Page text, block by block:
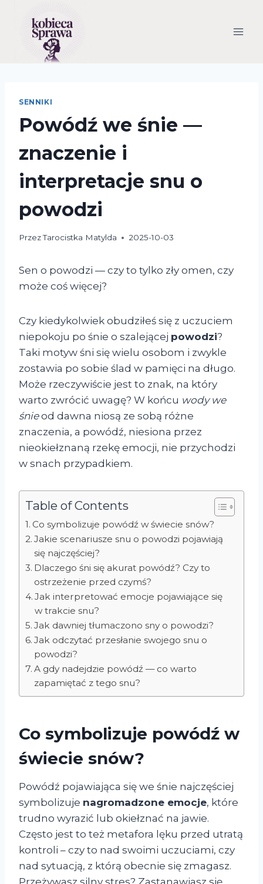
SENNIKI
Powódź we śnie —
znaczenie i
interpretacje snu o
powodzi
PrzezTarocistka Matylda 2025-10-03
Sen o powodzi — czy to tylko zły omen, czy
może coś więcej?
Czy kiedykolwiek obudziłeś się z uczuciem
niepokoju po śnie o szalejącej powodzi?
Taki motyw śni się wielu osobom i zwykle
zostawia po sobie ślad w pamięci na długo.
Może rzeczywiście jest to znak, na który
warto zwrócić uwagę? W końcu wody we
śnieod dawna niosą ze sobą różne
znaczenia, a powódź, niesiona przez
nieokiełznaną rzekę emocji, nie przychodzi
w snach przypadkiem.
Table of Contents
Co symbolizuje powódź w świecie snów?
Jakie scenariusze snu o powodzi pojawiają
się najczęściej?
Dlaczego śni się akurat powódź? Czy to
ostrzeżenie przed czymś?
Jak interpretować emocje pojawiające się
w trakcie snu?
Jak dawniej tłumaczono sny o powodzi?
Jak odczytać przesłanie swojego snu o
powodzi?
A gdy nadejdzie powódź — co warto
zapamiętać z tego snu?
Co symbolizuje powódź w
świecie snów?
Powódź pojawiająca się we śnie najczęściej
symbolizuje nagromadzone emocje, które
trudno wyrazić lub okiełznać na jawie.
Często jest to też metafora lęku przed utratą
kontroli – czy to nad swoimi uczuciami, czy
nad sytuacją, z którą obecnie się zmagasz.